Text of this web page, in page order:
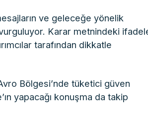
ve geleceğe yönelik
vurguluyor. Karar metnindeki
tarafından dikkatle
Bölgesi’nde tüketici güven
yapacağı konuşma da takip